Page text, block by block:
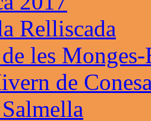
Relliscada
les
de